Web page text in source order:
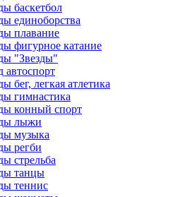
баскетбол
единоборства
плавание
фигурное катание
"Звезды"
автоспорт
бег, легкая атлетика
гимнастика
конный спорт
лыжи
музыка
регби
стрельба
танцы
теннис